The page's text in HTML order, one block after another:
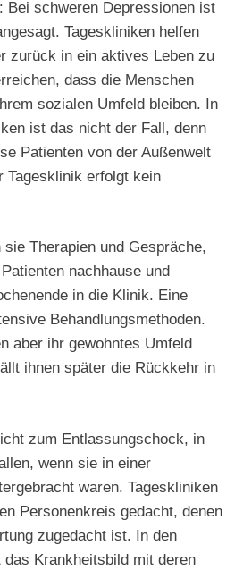
Bei schweren Depressionen ist
Tageskliniken helfen
zurück in ein aktives Leben zu
dass die Menschen
sozialen Umfeld bleiben. In
ist das nicht der Fall, denn
Patienten von der Außenwelt
Tagesklinik erfolgt kein
sie Therapien und Gespräche,
nachhause und
in die Klinik. Eine
Behandlungsmethoden.
aber ihr gewohntes Umfeld
ihnen später die Rückkehr in
zum Entlassungschock, in
wenn sie in einer
waren. Tageskliniken
Personenkreis gedacht, denen
zugedacht ist. In den
das Krankheitsbild mit deren